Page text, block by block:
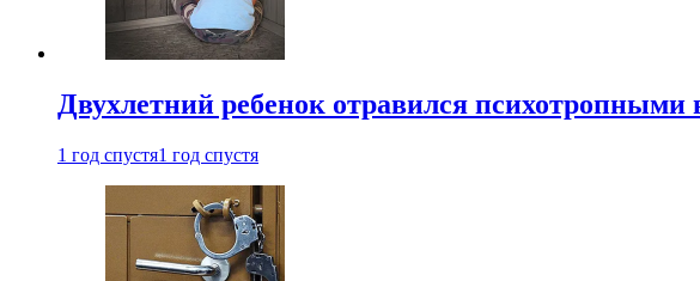
Двухлетний ребенок отравился
1 год спустя1 год спустя